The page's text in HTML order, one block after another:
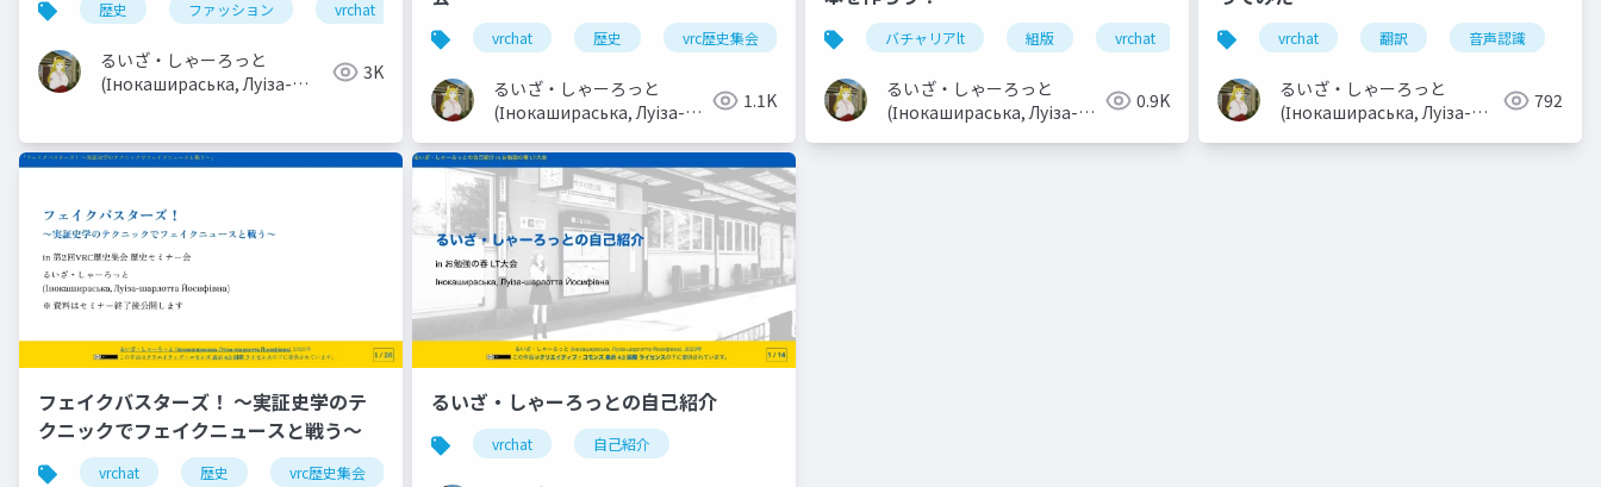
歴史 ファッション vrchat vrc
るいざ・しゃーろっと
(Інокашираська, Луiза-
3K
vrchat 歴史 vrc歴史集会 読書会 失敗の本質 戦史
るいざ・しゃーろっと
(Інокашираська, Луiза-
1.1K
バチャリアlt 組版 vrchat vivliostyle
るいざ・しゃーろっと
(Інокашираська, Луiза-
0.9K
vrchat 翻訳 音声認識
るいざ・しゃーろっと
(Інокашираська, Луiза-
792
フェイクバスターズ！ 〜実証史学のテ
クニックでフェイクニュースと戦う〜
vrchat 歴史 vrc歴史集会
るいざ・しゃーろっとの自己紹介
vrchat 自己紹介